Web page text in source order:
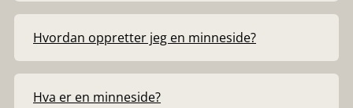
Hvordan oppretter jeg en minneside?
Hva er en minneside?